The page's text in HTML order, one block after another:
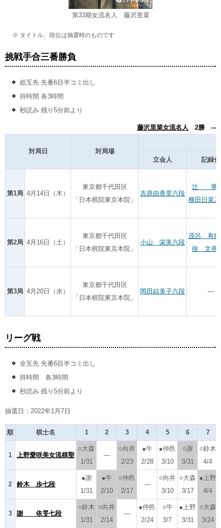
第33期女流名人 藤沢里菜
※ タイトル、段位は抽選時のものです
挑戦手合三番勝負
総互先 先番6目半コミ出し
持時間 各3時間
秒読み 残り5分前より
藤沢里菜女流名人 2勝 ―
対局日
対局場
立会人
記録係
第1局 4月14日（木）
東京都千代田区
「日本棋院東京本院」
吉原由香里六段
辻 華
横田日菜
第2局 4月16日（土）
東京都千代田区
「日本棋院東京本院」
小山 栄美六段
茂呂 有紗
徐 文燕
第3局 4月20日（水）
東京都千代田区
「日本棋院東京本院」
岡田結美子六段 ―
リーグ戦
全互先 先番6目半コミ出し
持時間 各3時間
秒読み 残り5分前より
抽選日：2022年1月7日
順 棋士名 1 2 3 4 5 6 7
1 上野愛咲美女流棋聖
○大森
1/31
―
○向井
2/23
●牛
2/28
●仲邑
3/10
○謝
3/31
○鈴木
4/4
2 鈴木 歩七段
●謝
1/31
●牛
2/10
○仲邑
2/17
―
○向井
3/10
○大森
3/17
●上野
4/4
3 謝 依旻七段
○鈴木
1/31
○向井
2/14
―
●仲邑
2/24
○牛
3/7
●上野
3/31
○大森
3/24